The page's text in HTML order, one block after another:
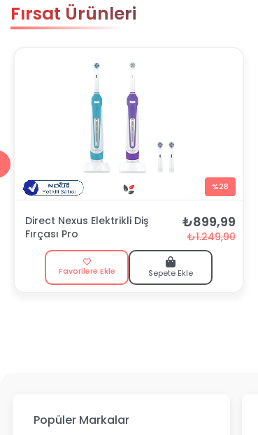
Fırsat Ürünleri
%28
Direct Nexus Elektrikli Diş
Fırçası Pro
₺899,99
₺1.249,90
Favorilere Ekle Sepete Ekle
Popüler Markalar